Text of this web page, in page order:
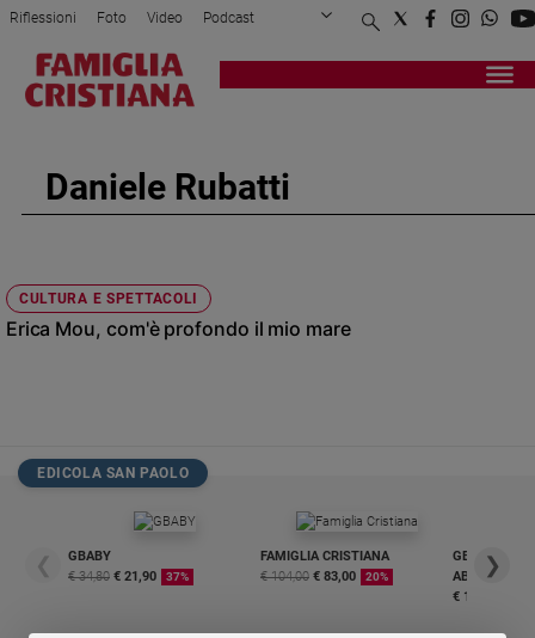
Attualità
Politica
Mondo
e
giustizia
Papa
Chiesa
Riflessioni Foto Video Podcast
Privacy Policy Chi siamo
Registrati Redazione
Daniele Rubatti
CULTURA E SPETTACOLI
Erica Mou, com'è profondo il mio mare
EDICOLA SAN PAOLO
❮
GBABY
€ 34,80 € 21,90 37%
FAMIGLIA CRISTIANA
€ 104,00 € 83,00 20%
GBABY
€ 16,99
❯